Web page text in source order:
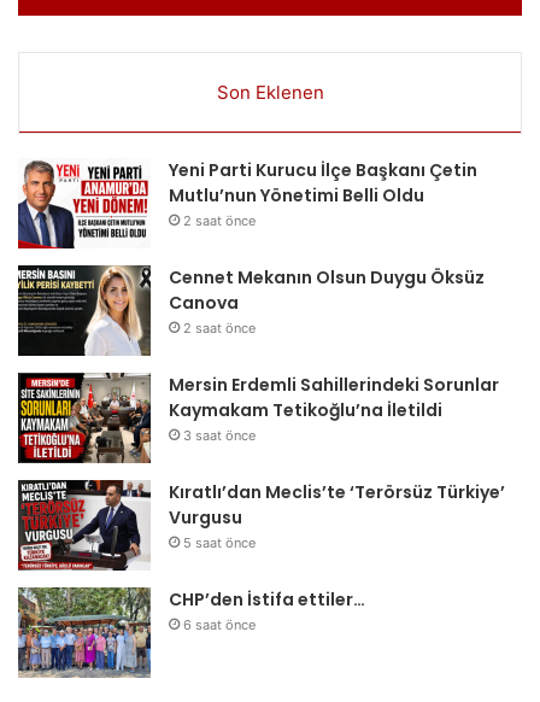
Son Eklenen
Yeni Parti Kurucu İlçe Başkanı Çetin
Mutlu’nun Yönetimi Belli Oldu
2 saat önce
Cennet Mekanın Olsun Duygu Öksüz
Canova
2 saat önce
Mersin Erdemli Sahillerindeki Sorunlar
Kaymakam Tetikoğlu’na İletildi
3 saat önce
Kıratlı’dan Meclis’te ‘Terörsüz Türkiye’
Vurgusu
5 saat önce
CHP’den İstifa ettiler…
6 saat önce